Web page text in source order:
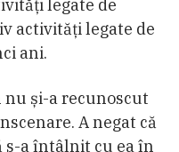
legate de
activități legate de
ani.
și-a recunoscut
A negat că
s-a întâlnit cu ea în